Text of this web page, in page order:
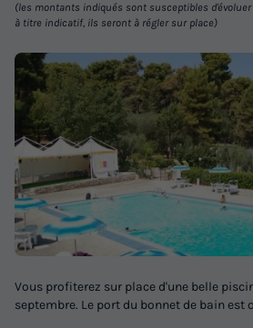
(les montants indiqués sont susceptibles
à titre indicatif, ils seront à régler sur place)
Vous profiterez sur place d'une belle
septembre. Le port du bonnet de bain est